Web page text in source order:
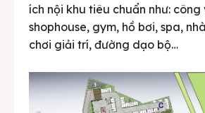
ích nội khu tiêu chuẩn như: công
shophouse, gym, hồ bơi, spa,
chơi giải trí, đường dạo bộ…